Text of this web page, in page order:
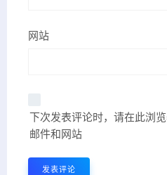
网站
下次发表评论时，请在此浏
邮件和网站